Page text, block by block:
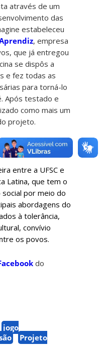
através de um
das
estabeleceu
, empresa
que já entregou
se dispôs a
e fez todas as
para torná-lo
Após testado e
como mais um
projeto.
entre a UFSC e
Latina, que tem o
por meio do
abordagens do
à tolerância,
convívio
os povos.
do
jogo
Projeto